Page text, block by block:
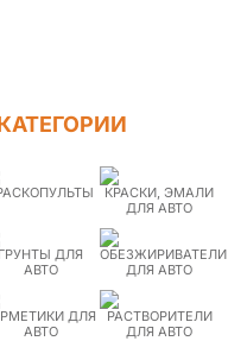
КРАСКИ, ЭМАЛИ
ДЛЯ АВТО
ГРУНТЫ ДЛЯ
АВТО
ОБЕЗЖИРИВАТЕЛИ
ДЛЯ АВТО
ДЛЯ
АВТО
РАСТВОРИТЕЛИ
ДЛЯ АВТО